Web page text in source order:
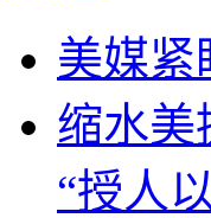
美媒紧
缩水美
“授人